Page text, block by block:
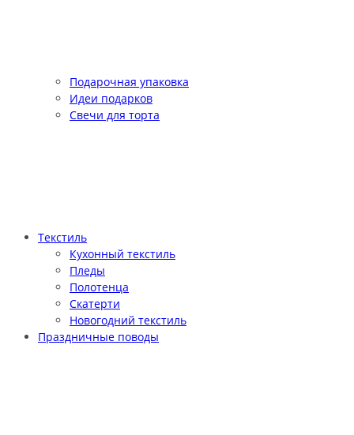
Подарочная упаковка
Идеи подарков
Свечи для торта
Текстиль
Кухонный текстиль
Пледы
Полотенца
Скатерти
Новогодний текстиль
Праздничные поводы